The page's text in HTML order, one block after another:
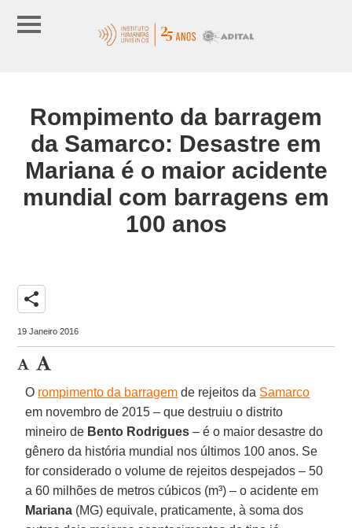
Rompimento da barragem
da Samarco: Desastre em
Mariana é o maior acidente
mundial com barragens em
100 anos
share
19 Janeiro 2016
O rompimento da barragem de rejeitos da Samarco
em novembro de 2015 – que destruiu o distrito
mineiro de Bento Rodrigues – é o maior desastre do
gênero da história mundial nos últimos 100 anos. Se
for considerado o volume de rejeitos despejados – 50
a 60 milhões de metros cúbicos (m³) – o acidente em
Mariana (MG) equivale, praticamente, à soma dos